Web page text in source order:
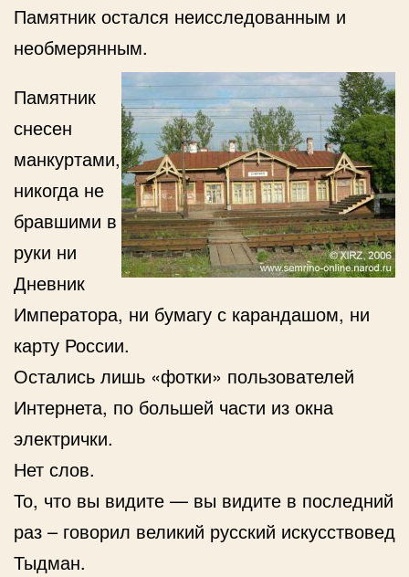
Памятник остался неисследованным и
необмерянным.
Памятник
снесен
манкуртами,
никогда не
бравшими в
руки ни
Дневник
Императора, ни бумагу с карандашом, ни
карту России.
Остались лишь «фотки» пользователей
Интернета, по большей части из окна
электрички.
Нет слов.
То, что вы видите — вы видите в последний
раз – говорил великий русский искусствовед
Тыдман.